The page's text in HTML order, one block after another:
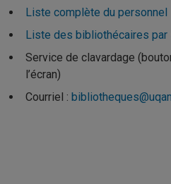
Liste complète du personnel
Liste des bibliothécaires par
Service de clavardage
l’écran)
Courriel :